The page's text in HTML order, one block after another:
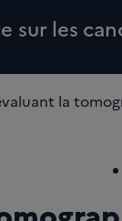
sur les
la